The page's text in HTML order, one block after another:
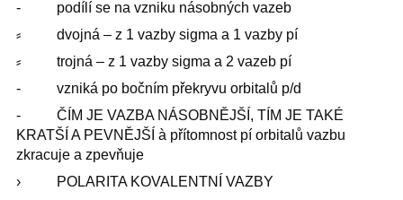
- podílí se na vzniku násobných vazeb
⸗ dvojná – z 1 vazby sigma a 1 vazby pí
⸗ trojná – z 1 vazby sigma a 2 vazeb pí
- vzniká po bočním překryvu orbitalů p/d
- ČÍM JE VAZBA NÁSOBNĚJŠÍ, TÍM JE TAKÉ
KRATŠÍ A PEVNĚJŠÍ à přítomnost pí orbitalů vazbu
zkracuje a zpevňuje
› POLARITA KOVALENTNÍ VAZBY